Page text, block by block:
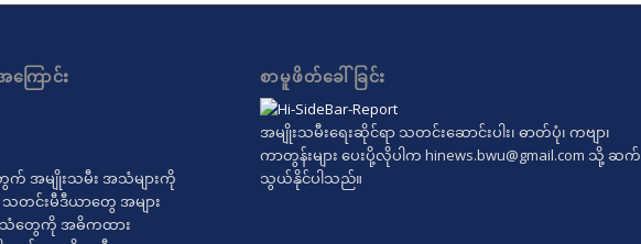
ကြောင်း
အမျိုးသမီး အသံများကို
တင်းမီဒီယာတွေ အများ
သံတွေကို အဓိကထား
စာမူဖိတ်ခေါ်ခြင်း
အမျိုးသမီးရေးဆိုင်ရာ သတင်းဆောင်းပါး၊ ဓာတ်ပုံ၊ ကဗျာ၊
ကာတွန်းများ ပေးပို့လိုပါက hinews.bwu@gmail.com သို့ ဆက်
သွယ်နိုင်ပါသည်။